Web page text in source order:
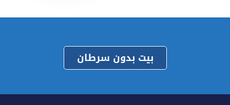
بيت بدون سرطان